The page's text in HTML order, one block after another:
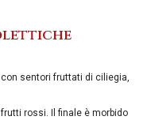
sentori fruttati di ciliegia,
rossi. Il finale è morbido